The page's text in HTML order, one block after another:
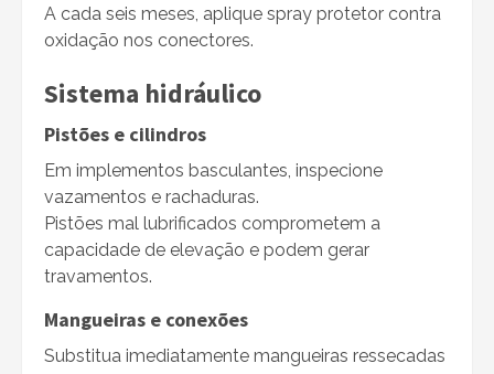
A cada seis meses, aplique spray protetor contra
oxidação nos conectores.
Sistema hidráulico
Pistões e cilindros
Em implementos basculantes, inspecione
vazamentos e rachaduras.
Pistões mal lubrificados comprometem a
capacidade de elevação e podem gerar
travamentos.
Mangueiras e conexões
Substitua imediatamente mangueiras ressecadas